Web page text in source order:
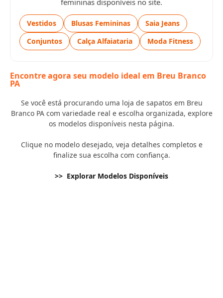
femininas disponíveis no site.
Vestidos Blusas Femininas
Saia Jeans
Conjuntos
Calça Alfaiataria Moda Fitness
Encontre agora seu modelo ideal em Breu Branco
PA
Se você está procurando uma loja de sapatos em Breu
Branco PA com variedade real e escolha organizada, explore
os modelos disponíveis nesta página.
Clique no modelo desejado, veja detalhes completos e
finalize sua escolha com confiança.
>> Explorar Modelos Disponíveis